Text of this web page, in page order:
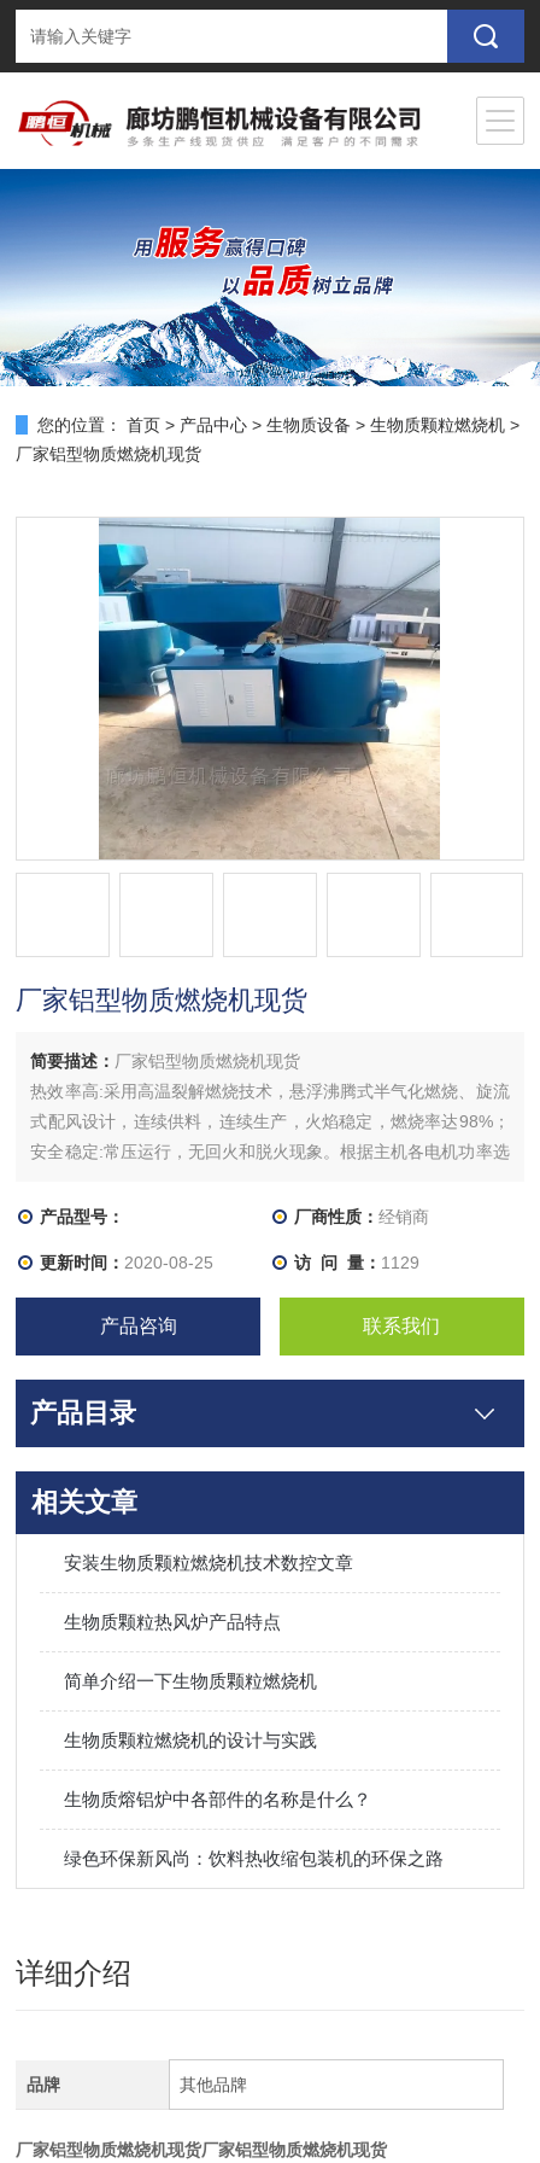
您的位置： 首页 > 产品中心 >生物质设备 >生物质颗粒燃烧机 >
厂家铝型物质燃烧机现货
厂家铝型物质燃烧机现货
简要描述： 厂家铝型物质燃烧机现货
热效率高:采用高温裂解燃烧技术，悬浮沸腾式半气化燃烧、旋流
式配风设计，连续供料，连续生产，火焰稳定，燃烧率达98%；
安全稳定:常压运行，无回火和脱火现象。根据主机各电机功率选
后，点火低负荷热态调试。可以任意生产各种型号生物质燃烧
产品型号： 厂商性质： 经销商
更新时间： 2020-08-25 访 问 量： 1129
产品咨询 联系我们
产品目录
相关文章
安装生物质颗粒燃烧机技术数控文章
生物质颗粒热风炉产品特点
简单介绍一下生物质颗粒燃烧机
生物质颗粒燃烧机的设计与实践
生物质熔铝炉中各部件的名称是什么？
绿色环保新风尚：饮料热收缩包装机的环保之路
详细介绍
品牌 其他品牌
厂家铝型物质燃烧机现货厂家铝型物质燃烧机现货